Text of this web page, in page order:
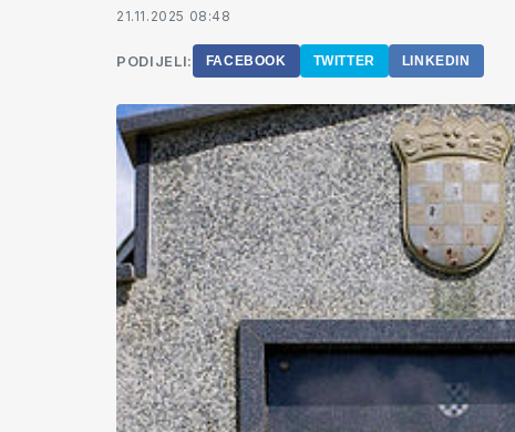
21.11.2025 08:48
PODIJELI: FACEBOOK TWITTER LINKEDIN